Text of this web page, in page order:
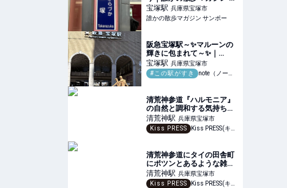
ンポー
宝塚駅 兵庫県宝塚市
誰かの散歩マガジン サンポー
阪急宝塚駅～✨️マルーンの
輝きに包まれて～✨️｜
Happy♡Honey
宝塚駅 兵庫県宝塚市
#この駅がすき
note（ノート）
清荒神参道『ハルモニア』
の自然と調和する気持ちい
い空間で食べるグルテンフ
リーのインド家庭料理
清荒神駅 兵庫県宝塚市
Kiss PRESS
Kiss PRESS(キッスプレス) | 街を、もっと楽しもう
清荒神参道にタイの田舎町
にポツンとあるような雑貨
屋カフェバー『Doipui ドイ
プイ』誕生
清荒神駅 兵庫県宝塚市
Kiss PRESS
Kiss PRESS(キッスプレス) | 街を、もっと楽しもう